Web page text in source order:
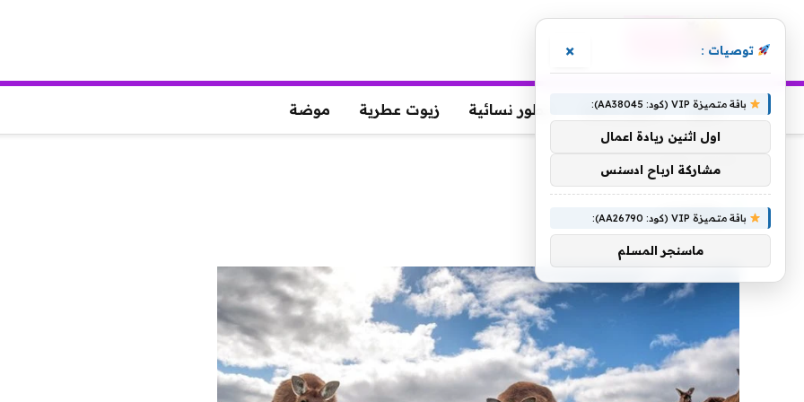
عطور عطور رجالية عطور نسائية زيوت عطرية موضة
والغابات
توصيات : ×
باقة متميزة VIP (كود: AA38045):
اول اثنين ريادة اعمال
مشاركة ارباح ادسنس
باقة متميزة VIP (كود: AA26790):
ماسنجر المسلم